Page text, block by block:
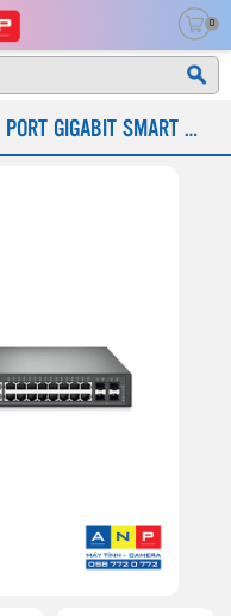
0
SWITCH TP-LINK T1600G-52TS (48 PORT GIGABIT SMART SWITCH + 4 PORT SFP)